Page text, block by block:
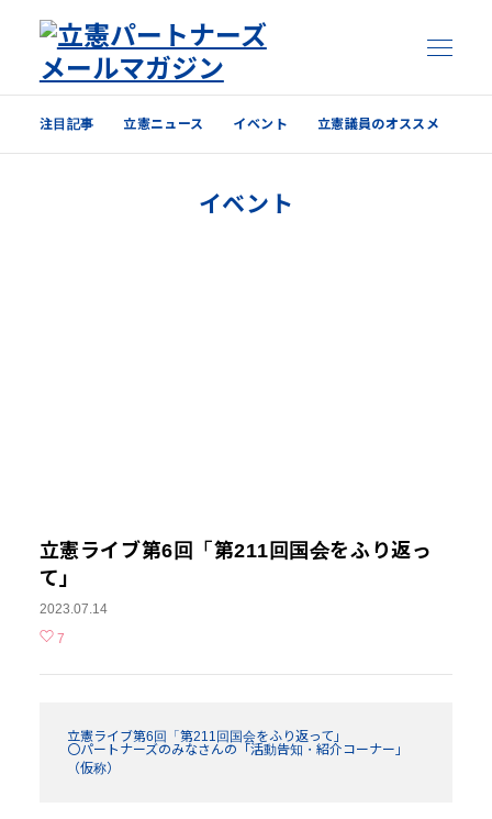
注目記事 立憲ニュース イベント 立憲議員のオススメ
イベント
立憲ライブ第6回「第211回国会をふり返っ
て」
2023.07.14
7
立憲ライブ第6回「第211回国会をふり返って」
〇パートナーズのみなさんの「活動告知・紹介コーナー」
（仮称）